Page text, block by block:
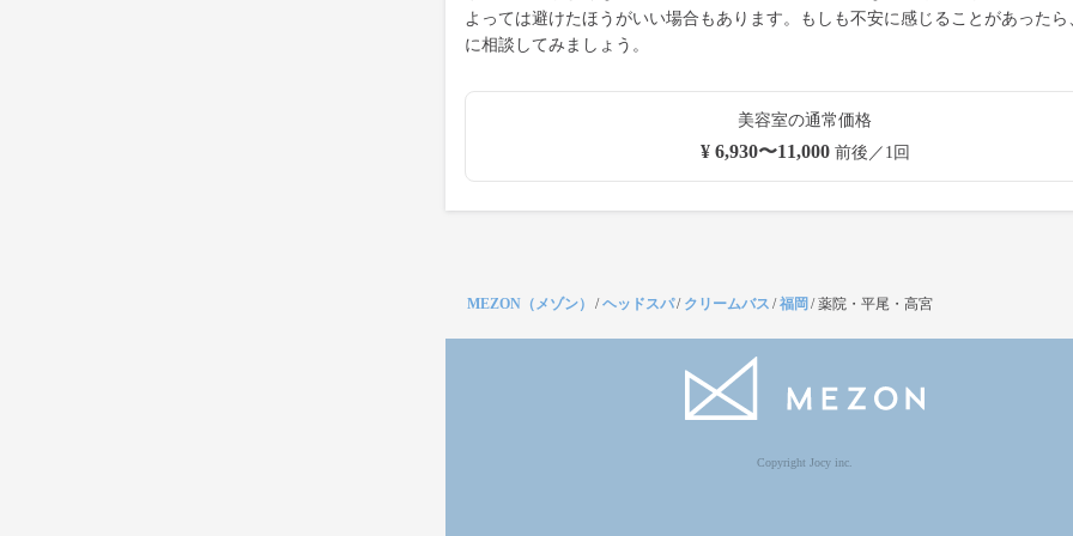
よっては避けたほうがいい場合もあります。もしも不安に感じることがあったら
に相談してみましょう。
美容室の通常価格
¥ 6,930〜11,000前後／1回
MEZON（メゾン） /ヘッドスパ/ クリームバス /福岡 /薬院・平尾・高宮
Copyright Jocy inc.